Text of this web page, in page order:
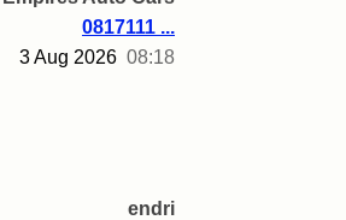
0817111 ...
3 Aug 2026 08:18
endri